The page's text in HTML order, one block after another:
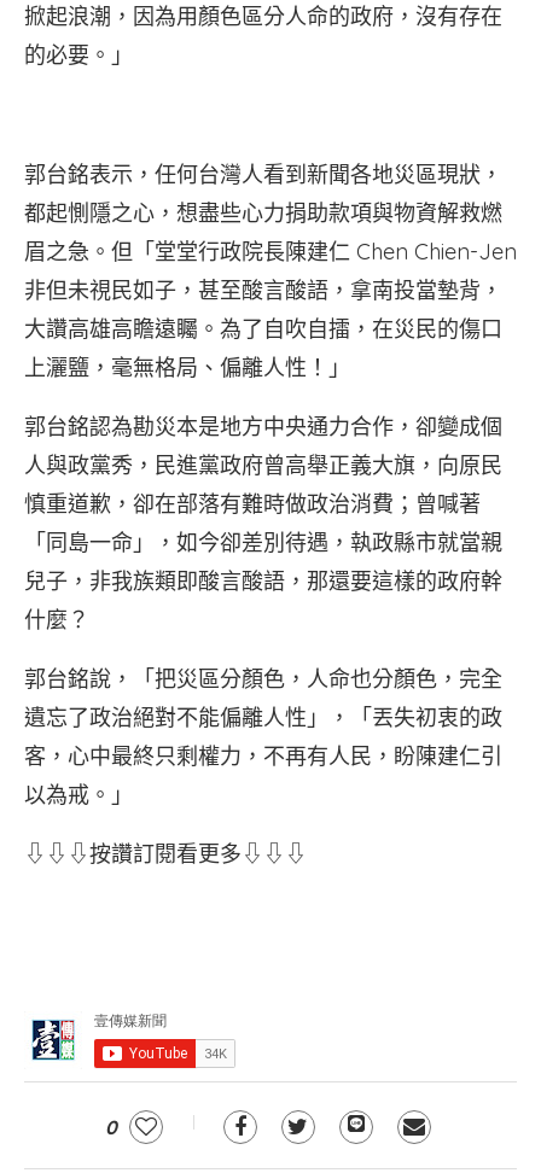
掀起浪潮，因為用顏色區分人命的政府，沒有存在
的必要。」
郭台銘表示，任何台灣人看到新聞各地災區現狀，
都起惻隱之心，想盡些心力捐助款項與物資解救燃
眉之急。但「堂堂行政院長陳建仁 Chen Chien-Jen
非但未視民如子，甚至酸言酸語，拿南投當墊背，
大讚高雄高瞻遠矚。為了自吹自擂，在災民的傷口
上灑鹽，毫無格局、偏離人性！」
郭台銘認為勘災本是地方中央通力合作，卻變成個
人與政黨秀，民進黨政府曾高舉正義大旗，向原民
慎重道歉，卻在部落有難時做政治消費；曾喊著
「同島一命」，如今卻差別待遇，執政縣市就當親
兒子，非我族類即酸言酸語，那還要這樣的政府幹
什麼？
郭台銘說，「把災區分顏色，人命也分顏色，完全
遺忘了政治絕對不能偏離人性」，「丟失初衷的政
客，心中最終只剩權力，不再有人民，盼陳建仁引
以為戒。」
⇩⇩⇩按讚訂閱看更多⇩⇩⇩
0